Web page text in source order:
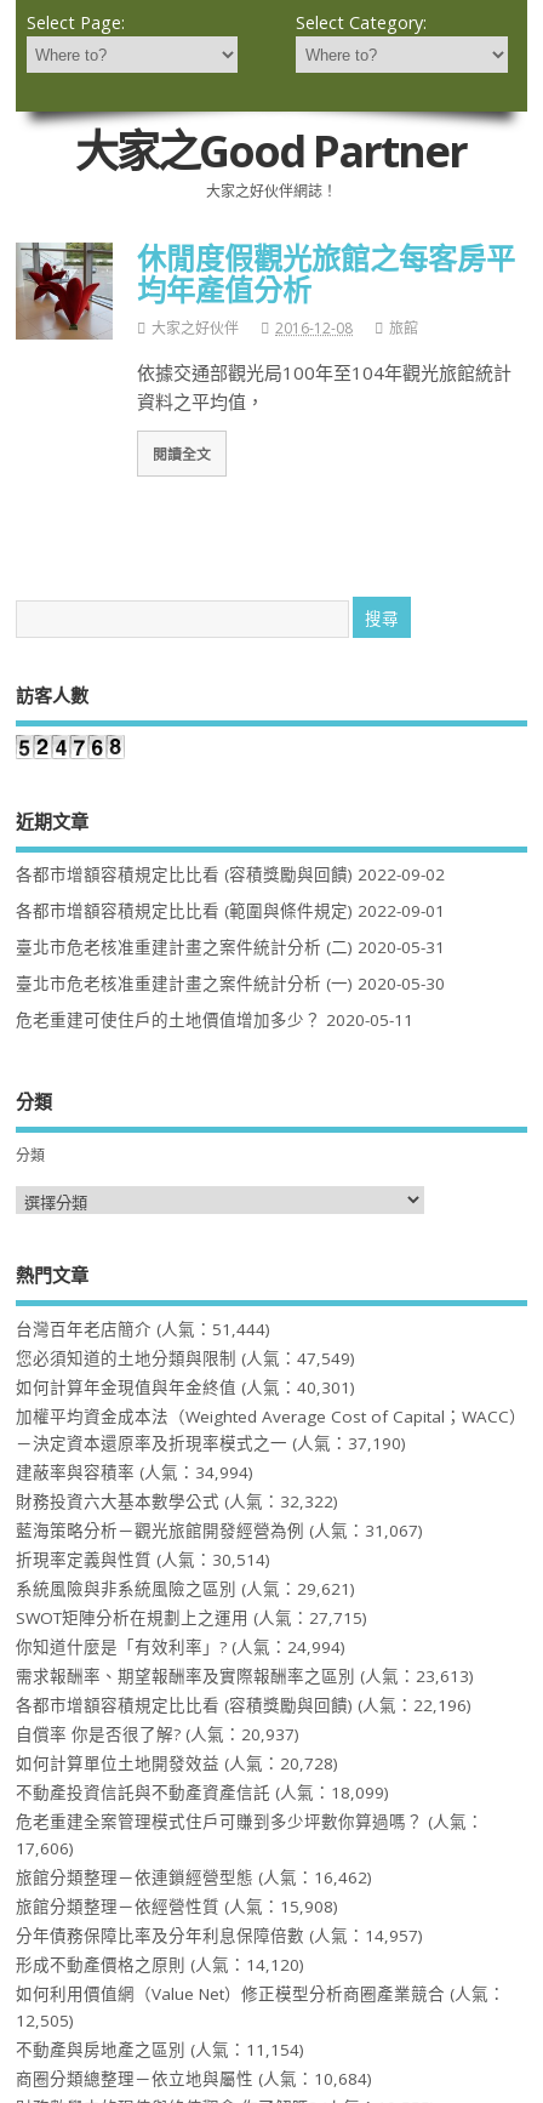
Select Page: Select Category:
大家之Good Partner
大家之好伙伴網誌！
休閒度假觀光旅館之每客房平
均年產值分析
大家之好伙伴 2016-12-08 旅館
依據交通部觀光局100年至104年觀光旅館統計
資料之平均值，
閱讀全文
訪客人數
近期文章
各都市增額容積規定比比看 (容積獎勵與回饋) 2022-09-02
各都市增額容積規定比比看 (範圍與條件規定) 2022-09-01
臺北市危老核准重建計畫之案件統計分析 (二) 2020-05-31
臺北市危老核准重建計畫之案件統計分析 (一) 2020-05-30
危老重建可使住戶的土地價值增加多少？ 2020-05-11
分類
分類
熱門文章
台灣百年老店簡介 (人氣：51,444)
您必須知道的土地分類與限制 (人氣：47,549)
如何計算年金現值與年金終值 (人氣：40,301)
加權平均資金成本法（Weighted Average Cost of Capital；WACC）
－決定資本還原率及折現率模式之一 (人氣：37,190)
建蔽率與容積率 (人氣：34,994)
財務投資六大基本數學公式 (人氣：32,322)
藍海策略分析－觀光旅館開發經營為例 (人氣：31,067)
折現率定義與性質 (人氣：30,514)
系統風險與非系統風險之區別 (人氣：29,621)
SWOT矩陣分析在規劃上之運用 (人氣：27,715)
你知道什麼是「有效利率」? (人氣：24,994)
需求報酬率、期望報酬率及實際報酬率之區別 (人氣：23,613)
各都市增額容積規定比比看 (容積獎勵與回饋) (人氣：22,196)
自償率 你是否很了解? (人氣：20,937)
如何計算單位土地開發效益 (人氣：20,728)
不動產投資信託與不動產資產信託 (人氣：18,099)
危老重建全案管理模式住戶可賺到多少坪數你算過嗎？ (人氣：
17,606)
旅館分類整理－依連鎖經營型態 (人氣：16,462)
旅館分類整理－依經營性質 (人氣：15,908)
分年債務保障比率及分年利息保障倍數 (人氣：14,957)
形成不動產價格之原則 (人氣：14,120)
如何利用價值網（Value Net）修正模型分析商圈產業競合 (人氣：
12,505)
不動產與房地產之區別 (人氣：11,154)
商圈分類總整理－依立地與屬性 (人氣：10,684)